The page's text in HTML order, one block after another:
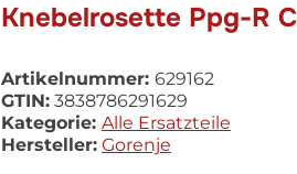
Knebelrosette Ppg-R
Artikelnummer: 629162
GTIN: 3838786291629
Kategorie: Alle Ersatzteile
Hersteller: Gorenje